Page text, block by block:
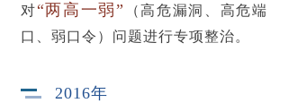
解决方案
对“两高一弱”
（高危漏洞、高危端
口、弱口令）问题进行专项整治。
2016年